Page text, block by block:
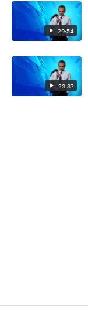
29:54
23:37